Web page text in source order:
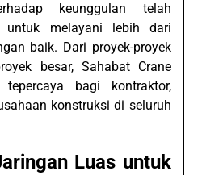
keunggulan telah
untuk melayani lebih dari
baik. Dari proyek-proyek
besar, Sahabat Crane
bagi kontraktor,
konstruksi di seluruh
Luas untuk